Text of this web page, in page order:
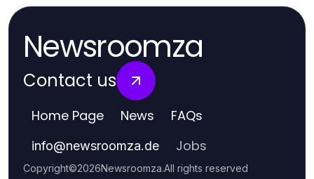
Newsroomza
Contact us
Home Page News FAQs
info@newsroomza.de Jobs
Copyright©2026Newsroomza.All rights reserved